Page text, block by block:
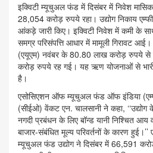
इक्विटी म्यूचुअल फंड में दिसंबर में निवेश
28,054 करोड़ रुपये रहा। उद्योग निकाय
आंकड़े जारी किए। इक्विटी निवेश में कमी के
समग्र परिसंपत्ति आधार में मामूली गिरावट
(एयूएम) नवंबर के 80.80 लाख करोड़ रुपये
करोड़ रुपये रह गई। यह ऋण योजनाओं से भारी
है।
एसोसिएशन ऑफ म्यूचुअल फंड ऑफ इंडिया
(सीईओ) वेंकट एन. चालसानी ने कहा,
नगदी प्रबंधन के लिए बॉन्ड यानी निश्चित आय
बाजार-संबंधित मूल्य परिवर्तनों के कारण
म्यूचुअल फंड उद्योग ने दिसंबर में 66,591